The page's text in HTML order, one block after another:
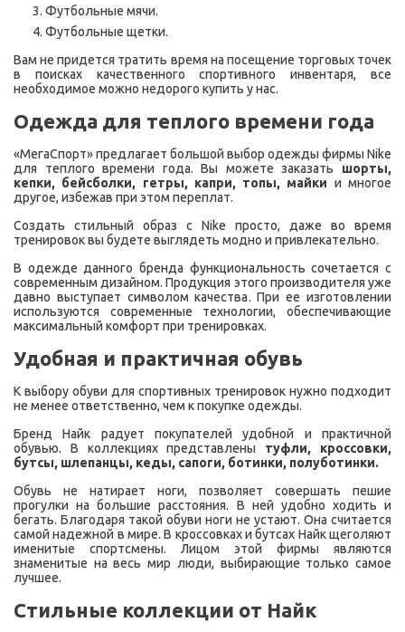
Футбольные мячи.
Футбольные щетки.
Вам не придется тратить время на посещение торговых точек
в поисках качественного спортивного инвентаря, все
необходимое можно недорого купить у нас.
Одежда для теплого времени года
«МегаСпорт» предлагает большой выбор одежды фирмы Nike
для теплого времени года. Вы можете заказать шорты,
кепки, бейсболки, гетры, капри, топы, майки и многое
другое, избежав при этом переплат.
Создать стильный образ с Nike просто, даже во время
тренировок вы будете выглядеть модно и привлекательно.
В одежде данного бренда функциональность сочетается с
современным дизайном. Продукция этого производителя уже
давно выступает символом качества. При ее изготовлении
используются современные технологии, обеспечивающие
максимальный комфорт при тренировках.
Удобная и практичная обувь
К выбору обуви для спортивных тренировок нужно подходит
не менее ответственно, чем к покупке одежды.
Бренд Найк радует покупателей удобной и практичной
обувью. В коллекциях представлены туфли, кроссовки,
бутсы, шлепанцы, кеды, сапоги, ботинки, полуботинки.
Обувь не натирает ноги, позволяет совершать пешие
прогулки на большие расстояния. В ней удобно ходить и
бегать. Благодаря такой обуви ноги не устают. Она считается
самой надежной в мире. В кроссовках и бутсах Найк щеголяют
именитые спортсмены. Лицом этой фирмы являются
знаменитые на весь мир люди, выбирающие только самое
лучшее.
Стильные коллекции от Найк